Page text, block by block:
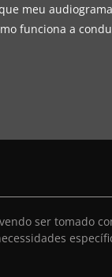
meu
funciona a
ser tomado